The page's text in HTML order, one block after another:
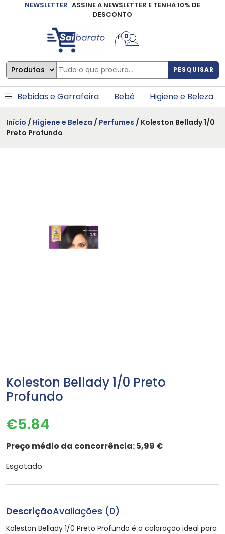
NEWSLETTER ASSINE A NEWSLETTER E TENHA 10% DE
DESCONTO
PESQUISAR
0
Bebidas e Garrafeira Bebé Higiene e Beleza
Início / Higiene e Beleza / Perfumes / Koleston Bellady 1/0
Preto Profundo
Koleston Bellady 1/0 Preto
Profundo
€5.84
Preço médio da concorrência:5,99 €
Esgotado
DescriçãoAvaliações (0)
Koleston Bellady 1/0 Preto Profundo é a coloração ideal para